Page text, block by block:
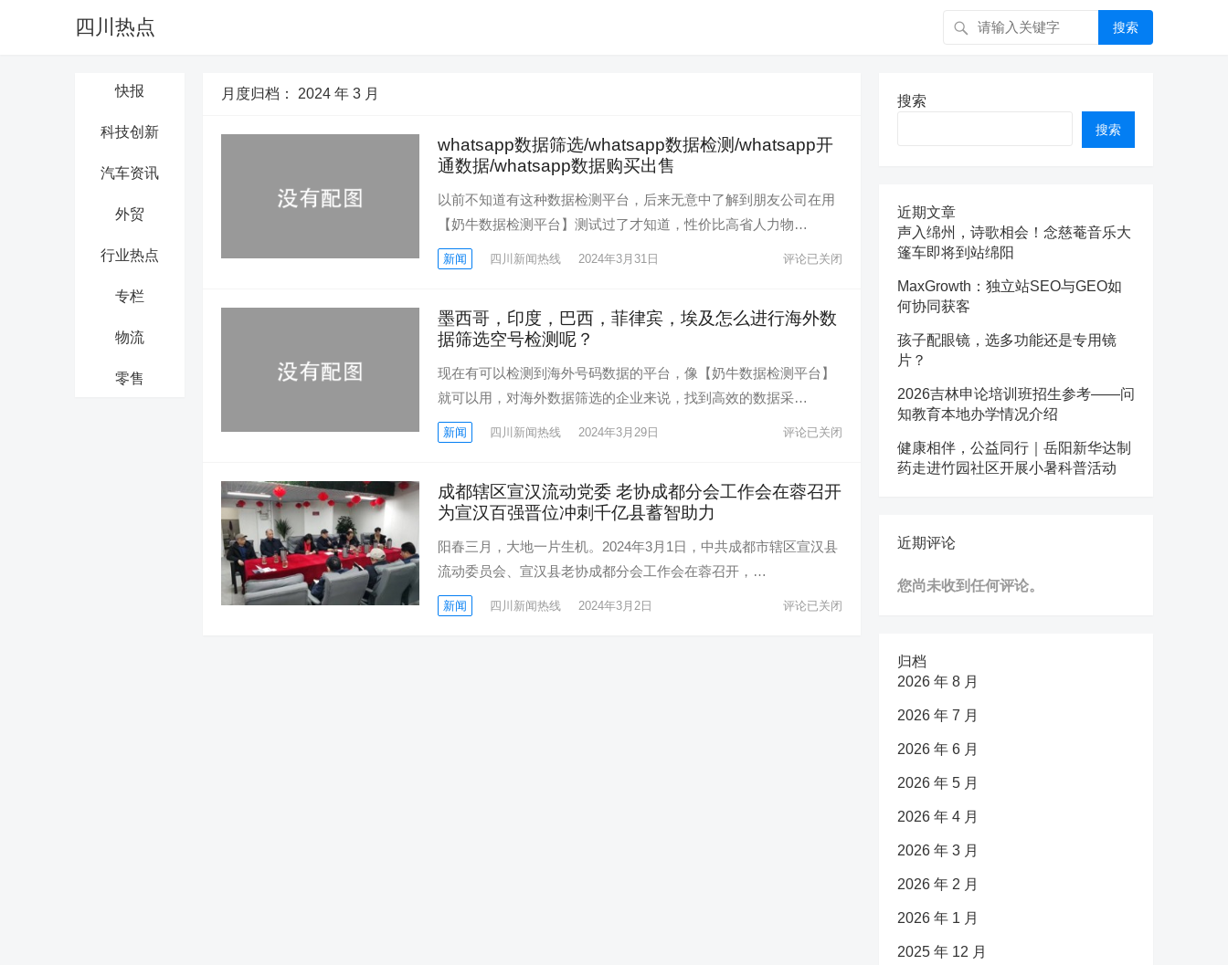
四川热点 搜索
快报
科技创新
汽车资讯
外贸
行业热点
专栏
物流
零售
月度归档： 2024 年 3 月
whatsapp数据筛选/whatsapp数据检测/whatsapp开
通数据/whatsapp数据购买出售
以前不知道有这种数据检测平台，后来无意中了解到朋友公司在用
【奶牛数据检测平台】测试过了才知道，性价比高省人力物…
新闻 四川新闻热线 2024年3月31日 评论已关闭
墨西哥，印度，巴西，菲律宾，埃及怎么进行海外数
据筛选空号检测呢？
现在有可以检测到海外号码数据的平台，像【奶牛数据检测平台】
就可以用，对海外数据筛选的企业来说，找到高效的数据采…
新闻 四川新闻热线 2024年3月29日 评论已关闭
成都辖区宣汉流动党委 老协成都分会工作会在蓉召开
为宣汉百强晋位冲刺千亿县蓄智助力
阳春三月，大地一片生机。2024年3月1日，中共成都市辖区宣汉县
流动委员会、宣汉县老协成都分会工作会在蓉召开，…
新闻 四川新闻热线 2024年3月2日 评论已关闭
搜索
搜索
近期文章
声入绵州，诗歌相会！念慈菴音乐大
篷车即将到站绵阳
MaxGrowth：独立站SEO与GEO如
何协同获客
孩子配眼镜，选多功能还是专用镜
片？
2026吉林申论培训班招生参考——问
知教育本地办学情况介绍
健康相伴，公益同行｜岳阳新华达制
药走进竹园社区开展小暑科普活动
近期评论
您尚未收到任何评论。
归档
2026 年 8 月
2026 年 7 月
2026 年 6 月
2026 年 5 月
2026 年 4 月
2026 年 3 月
2026 年 2 月
2026 年 1 月
2025 年 12 月